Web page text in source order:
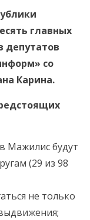
главных
депутатов
со
Карина.
Мажилис будут
(29 из 98
не только